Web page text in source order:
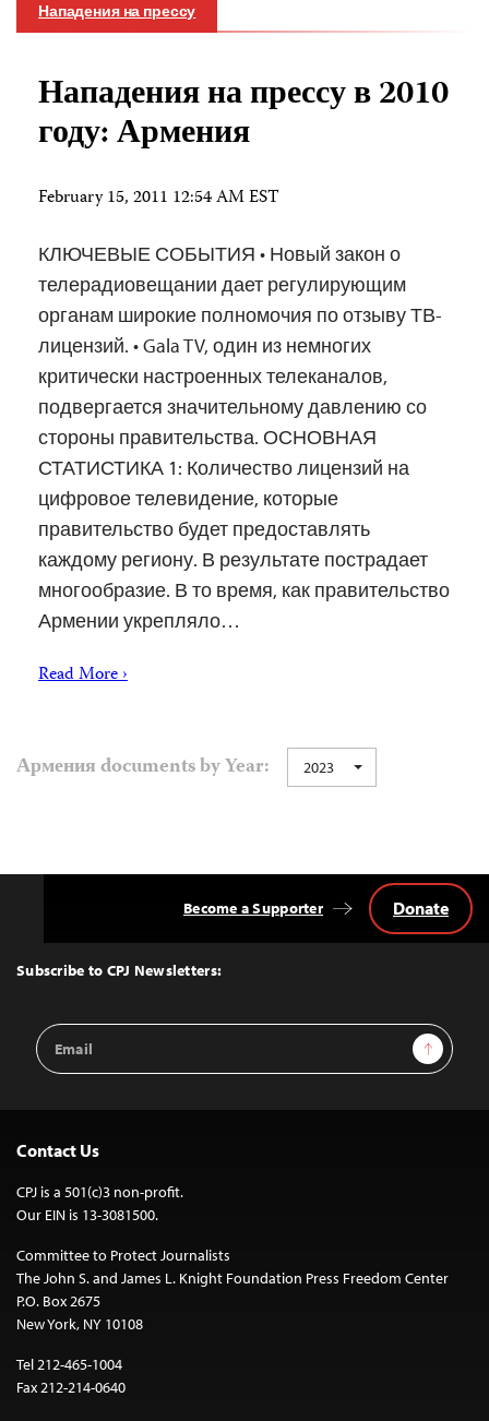
Нападения на прессу
Нападения на прессу в 2010
году: Армения
February 15, 2011 12:54 AM EST
КЛЮЧЕВЫЕ СОБЫТИЯ • Новый закон о
телерадиовещании дает регулирующим
органам широкие полномочия по отзыву ТВ-
лицензий. • Gala TV, один из немногих
критически настроенных телеканалов,
подвергается значительному давлению со
стороны правительства. ОСНОВНАЯ
СТАТИСТИКА 1: Количество лицензий на
цифровое телевидение, которые
правительство будет предоставлять
каждому региону. В результате пострадает
многообразие. В то время, как правительство
Армении укрепляло…
Read More ›
Армения documents by Year: 2023
Top
Subscribe to CPJ Newsletters:
Email
Address
Sign Up
Become a Supporter Donate
Contact Us
CPJ is a 501(c)3 non-profit.
Our EIN is 13-3081500.
Committee to Protect Journalists
The John S. and James L. Knight Foundation Press Freedom Center
P.O. Box 2675
New York, NY 10108
Tel 212-465-1004
Fax 212-214-0640